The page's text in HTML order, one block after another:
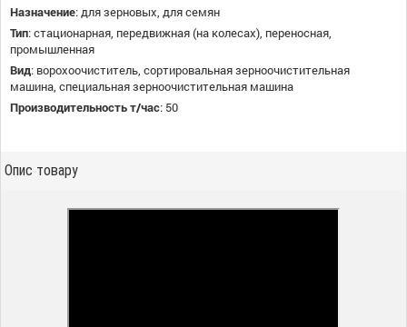
Назначение:для зерновых, для семян
Тип:стационарная, передвижная (на колесах), переносная,
промышленная
Вид: ворохоочиститель, сортировальная зерноочистительная
машина, специальная зерноочистительная машина
Производительность т/час: 50
Опис товару